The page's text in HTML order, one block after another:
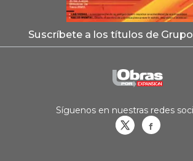
Suscríbete a los títulos de
Síguenos en nuestras redes